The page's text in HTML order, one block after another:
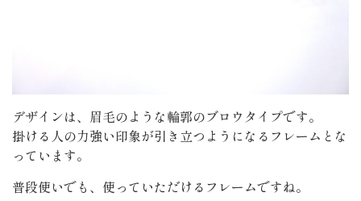
デザインは、眉毛のような輪郭のブロウタイプです。
掛ける人の力強い印象が引き立つようになるフレームとな
っています。
普段使いでも、使っていただけるフレームですね。